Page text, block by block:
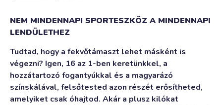
NEM MINDENNAPI SPORTESZKÖZ A MINDENNAPI
LENDÜLETHEZ
Tudtad, hogy a fekvőtámaszt lehet másként is
végezni? Igen, 16 az 1-ben keretünkkel, a
hozzátartozó fogantyúkkal és a magyarázó
színskálával, felsőtested azon részét erősítheted,
amelyiket csak óhajtod. Akár a plusz kilókat